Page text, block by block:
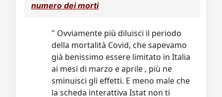
numero dei morti
" Ovviamente più diluisci il periodo
della mortalità Covid, che sapevamo
già benissimo essere limitato in Italia
ai mesi di marzo e aprile , più ne
sminuisci gli effetti. E meno male che
la scheda interattiva Istat non ti